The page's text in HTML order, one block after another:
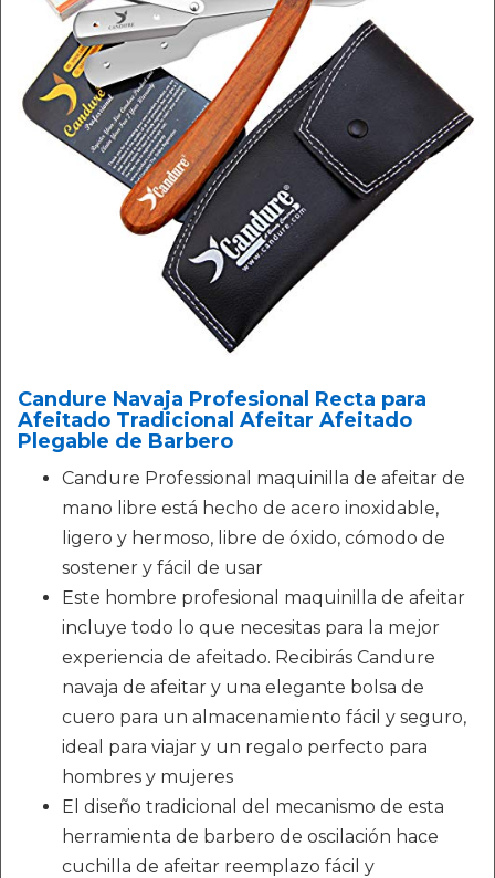
Candure Navaja Profesional Recta para
Afeitado Tradicional Afeitar Afeitado
Plegable de Barbero
Candure Professional maquinilla de afeitar de
mano libre está hecho de acero inoxidable,
ligero y hermoso, libre de óxido, cómodo de
sostener y fácil de usar
Este hombre profesional maquinilla de afeitar
incluye todo lo que necesitas para la mejor
experiencia de afeitado. Recibirás Candure
navaja de afeitar y una elegante bolsa de
cuero para un almacenamiento fácil y seguro,
ideal para viajar y un regalo perfecto para
hombres y mujeres
El diseño tradicional del mecanismo de esta
herramienta de barbero de oscilación hace
cuchilla de afeitar reemplazo fácil y